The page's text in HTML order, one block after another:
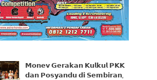
𝗠𝗼𝗻𝗲𝘃 𝗚𝗲𝗿𝗮𝗸𝗮𝗻 𝗞𝘂𝗹𝗸𝘂𝗹 𝗣𝗞𝗞
𝗱𝗮𝗻 𝗣𝗼𝘀𝘆𝗮𝗻𝗱𝘂 𝗱𝗶 𝗦𝗲𝗺𝗯𝗶𝗿𝗮𝗻,